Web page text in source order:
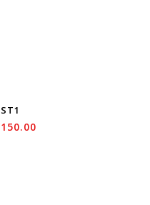
150.00